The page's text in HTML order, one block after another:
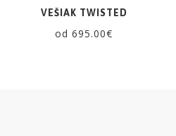
VEŠIAK TWISTED
od 695.00€